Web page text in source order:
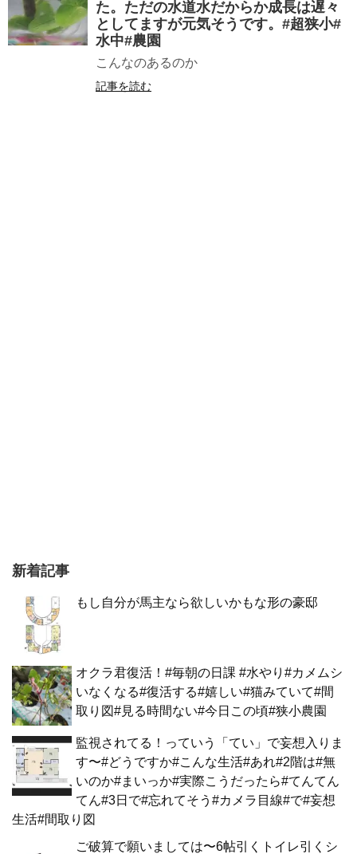
た。ただの水道水だからか成長は遅々
としてますが元気そうです。#超狭小#
水中#農園
こんなのあるのか
記事を読む
新着記事
もし自分が馬主なら欲しいかもな形の豪邸
オクラ君復活！#毎朝の日課 #水やり#カメムシ
いなくなる#復活する#嬉しい#猫みていて#間
取り図#見る時間ない#今日この頃#狭小農園
監視されてる！っていう「てい」で妄想入りま
す〜#どうですか#こんな生活#あれ#2階は#無
いのか#まいっか#実際こうだったら#てんてん
てん#3日で#忘れてそう#カメラ目線#で#妄想
生活#間取り図
ご破算で願いましては〜6帖引くトイレ引くシ